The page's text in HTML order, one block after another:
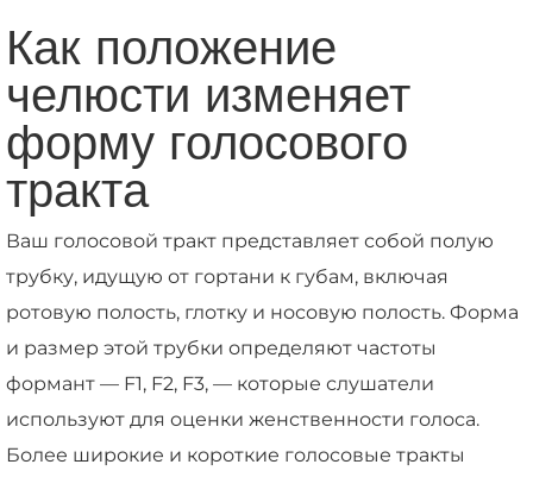
Как положение
челюсти изменяет
форму голосового
тракта
Ваш голосовой тракт представляет собой полую
трубку, идущую от гортани к губам, включая
ротовую полость, глотку и носовую полость. Форма
и размер этой трубки определяют частоты
формант — F1, F2, F3, — которые слушатели
используют для оценки женственности голоса.
Более широкие и короткие голосовые тракты